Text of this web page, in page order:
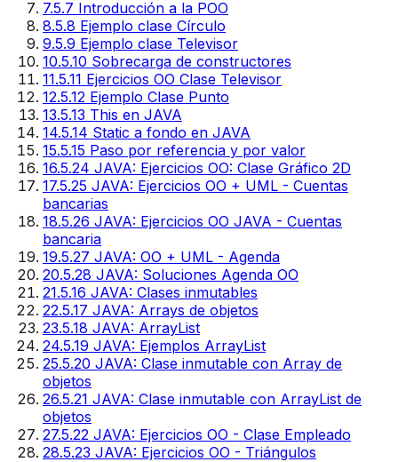
7.5.7 Introducción a la POO
8.5.8 Ejemplo clase Círculo
9.5.9 Ejemplo clase Televisor
10.5.10 Sobrecarga de constructores
11.5.11 Ejercicios OO Clase Televisor
12.5.12 Ejemplo Clase Punto
13.5.13 This en JAVA
14.5.14 Static a fondo en JAVA
15.5.15 Paso por referencia y por valor
16.5.24 JAVA: Ejercicios OO: Clase Gráfico 2D
17.5.25 JAVA: Ejercicios OO + UML - Cuentas
bancarias
18.5.26 JAVA: Ejercicios OO JAVA - Cuentas
bancaria
19.5.27 JAVA: OO + UML - Agenda
20.5.28 JAVA: Soluciones Agenda OO
21.5.16 JAVA: Clases inmutables
22.5.17 JAVA: Arrays de objetos
23.5.18 JAVA: ArrayList
24.5.19 JAVA: Ejemplos ArrayList
25.5.20 JAVA: Clase inmutable con Array de
objetos
26.5.21 JAVA: Clase inmutable con ArrayList de
objetos
27.5.22 JAVA: Ejercicios OO - Clase Empleado
28.5.23 JAVA: Ejercicios OO - Triángulos